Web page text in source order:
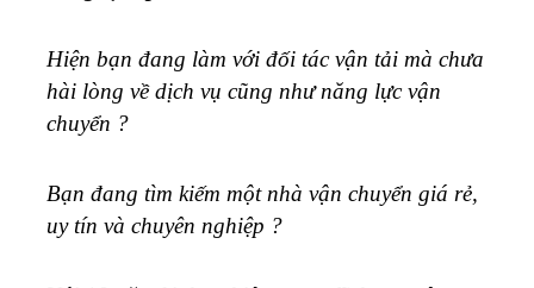
Hiện bạn đang làm với đối tác vận tải mà chưa
hài lòng về dịch vụ cũng như năng lực vận
chuyển ?
Bạn đang tìm kiếm một nhà vận chuyển giá rẻ,
uy tín và chuyên nghiệp ?